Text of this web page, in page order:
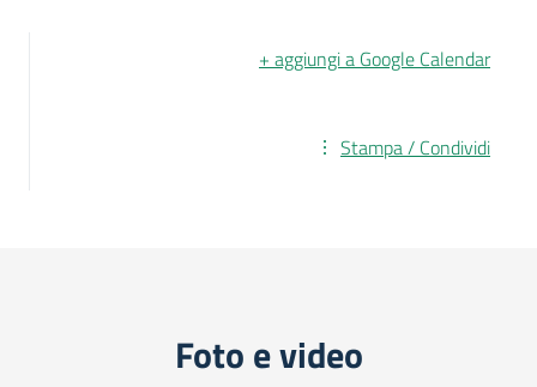
+ aggiungi a Google Calendar
Stampa / Condividi
Foto e video